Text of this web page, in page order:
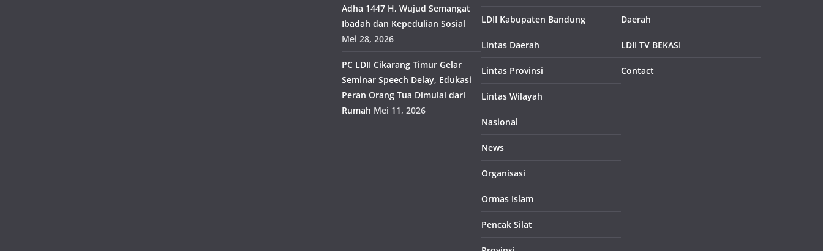
Adha 1447 H, Wujud Semangat
Ibadah dan Kepedulian Sosial
Mei 28, 2026
PC LDII Cikarang Timur Gelar
Seminar Speech Delay, Edukasi
Peran Orang Tua Dimulai dari
Rumah Mei 11, 2026
LDII Kabupaten Bandung
Lintas Daerah
Lintas Provinsi
Lintas Wilayah
Nasional
News
Organisasi
Ormas Islam
Pencak Silat
Daerah
LDII TV BEKASI
Contact